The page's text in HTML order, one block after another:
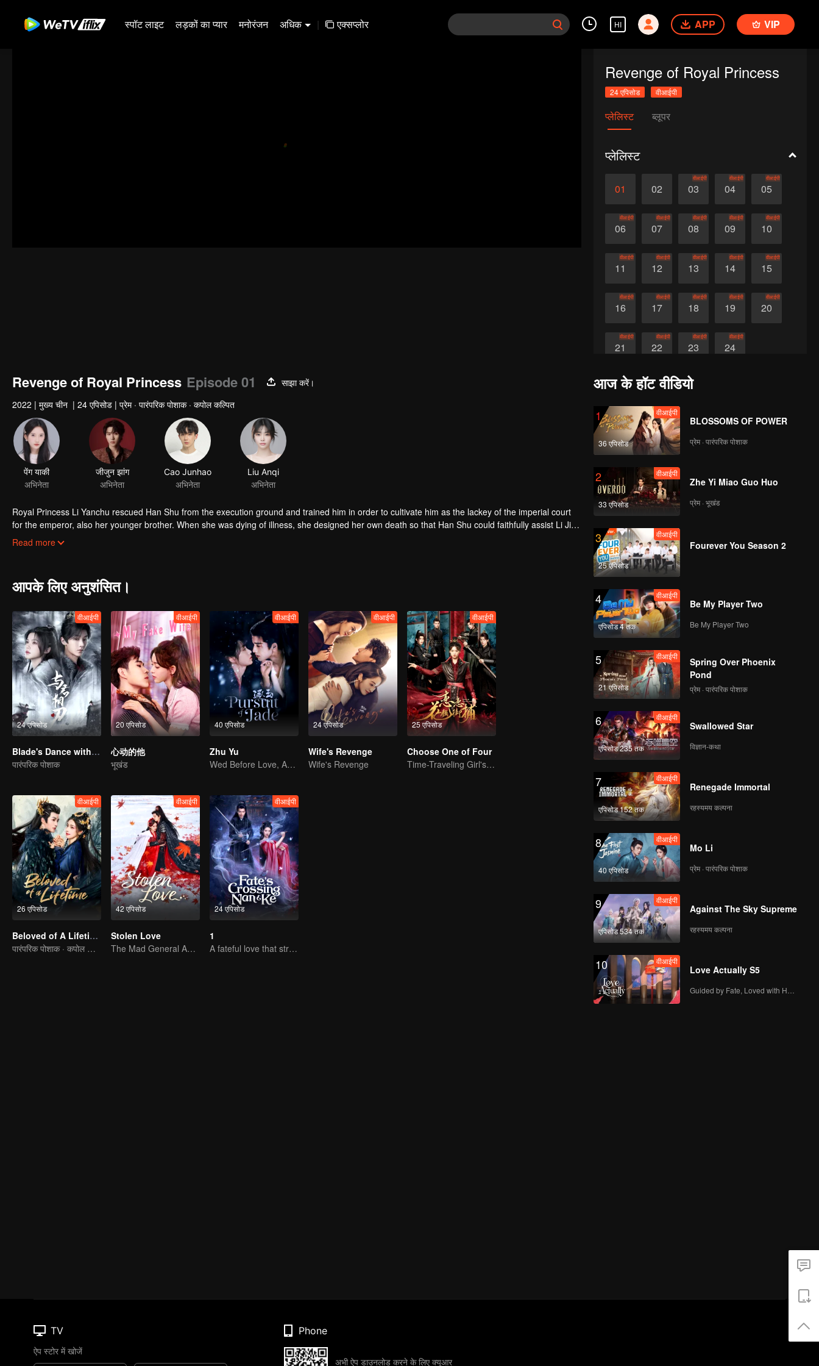
स्पॉट लाइट लड़कों का प्यार मनोरंजन अधिक | एक्सप्लोर HI APP VIP
Revenge of Royal Princess
24 एपिसोड वीआईपी
प्लेलिस्ट ब्लूपर
प्लेलिस्ट
01 02 03
वीआईपी
04
वीआईपी
05
वीआईपी
06
वीआईपी
07
वीआईपी
08
वीआईपी
09
वीआईपी
10
वीआईपी
11
वीआईपी
12
वीआईपी
13
वीआईपी
14
वीआईपी
15
वीआईपी
16
वीआईपी
17
वीआईपी
18
वीआईपी
19
वीआईपी
20
वीआईपी
21
वीआईपी
22
वीआईपी
23
वीआईपी
24
वीआईपी
Revenge of Royal Princess Episode 01
साझा करें।
2022 | मुख्य चीन | 24 एपिसोड | प्रेम · पारंपरिक पोशाक · कपोल कल्पित
पेंग याकी
अभिनेता
जीजुन झांग
अभिनेता
Cao Junhao
अभिनेता
Liu Anqi
अभिनेता
Royal Princess Li Yanchu rescued Han Shu from the execution ground and trained him in order to cultivate him as the lackey of the imperial court
for the emperor, also her younger brother. When she was dying of illness, she designed her own death so that Han Shu could faithfully assist Li Jie.
Three years later, Li Yanchu was reborn on Xie Yugui's body, and found out that she was seriously ill because of being poisoned, so she started to
was dying of illness, she designed her own death so that Han Shu could faithfully assist Li Jie. Three years later, Li Yanchu was reborn on Xie
Yugui's body, and found out that she was seriously ill because of being poisoned, so she started to investigate, but got entangled again with Han
Read more
आपके लिए अनुशंसित।
24 एपिसोड
वीआईपी
Blade's Dance with You
पारंपरिक पोशाक
20 एपिसोड
वीआईपी
心动的他
भूखंड
40 एपिसोड
वीआईपी
Zhu Yu
Wed Before Love, Affection Forged in War
24 एपिसोड
वीआईपी
Wife's Revenge
Wife's Revenge
25 एपिसोड
वीआईपी
Choose One of Four
Time-Traveling Girl's Quest to Win Over Four Handsome Men
26 एपिसोड
वीआईपी
Beloved of A Lifetime
पारंपरिक पोशाक · कपोल कल्पित
42 एपिसोड
वीआईपी
Stolen Love
The Mad General Abducted a Bride for Love
24 एपिसोड
वीआईपी
1
A fateful love that stretches across time and dreams！
आज के हॉट वीडियो
1
36 एपिसोड
वीआईपी
BLOSSOMS OF POWER
प्रेम · पारंपरिक पोशाक
2
33 एपिसोड
वीआईपी
Zhe Yi Miao Guo Huo
प्रेम · भूखंड
3
25 एपिसोड
वीआईपी
Fourever You Season 2
4
एपिसोड 4 तक
वीआईपी
Be My Player Two
Be My Player Two
5
21 एपिसोड
वीआईपी
Spring Over Phoenix
Pond
प्रेम · पारंपरिक पोशाक
6
एपिसोड 235 तक
वीआईपी
Swallowed Star
विज्ञान-कथा
7
एपिसोड 152 तक
वीआईपी
Renegade Immortal
रहस्यमय कल्पना
8
40 एपिसोड
वीआईपी
Mo Li
प्रेम · पारंपरिक पोशाक
9
एपिसोड 534 तक
वीआईपी
Against The Sky Supreme
रहस्यमय कल्पना
10 वीआईपी
Love Actually S5
TV
ऐप स्टोर में खोजें
Phone
अभी ऐप डाउनलोड करने के लिए क्यूआर